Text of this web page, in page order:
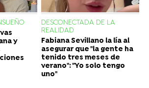
y
DESCONECTADA DE LA
REALIDAD
Fabiana Sevillano la lía al
asegurar que "la gente ha
tenido tres meses de
verano": "Yo solo tengo
uno"